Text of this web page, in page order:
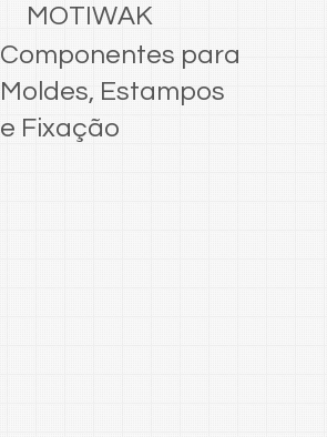
Componentes para
Moldes, Estampos
e Fixação
MOTIWAK